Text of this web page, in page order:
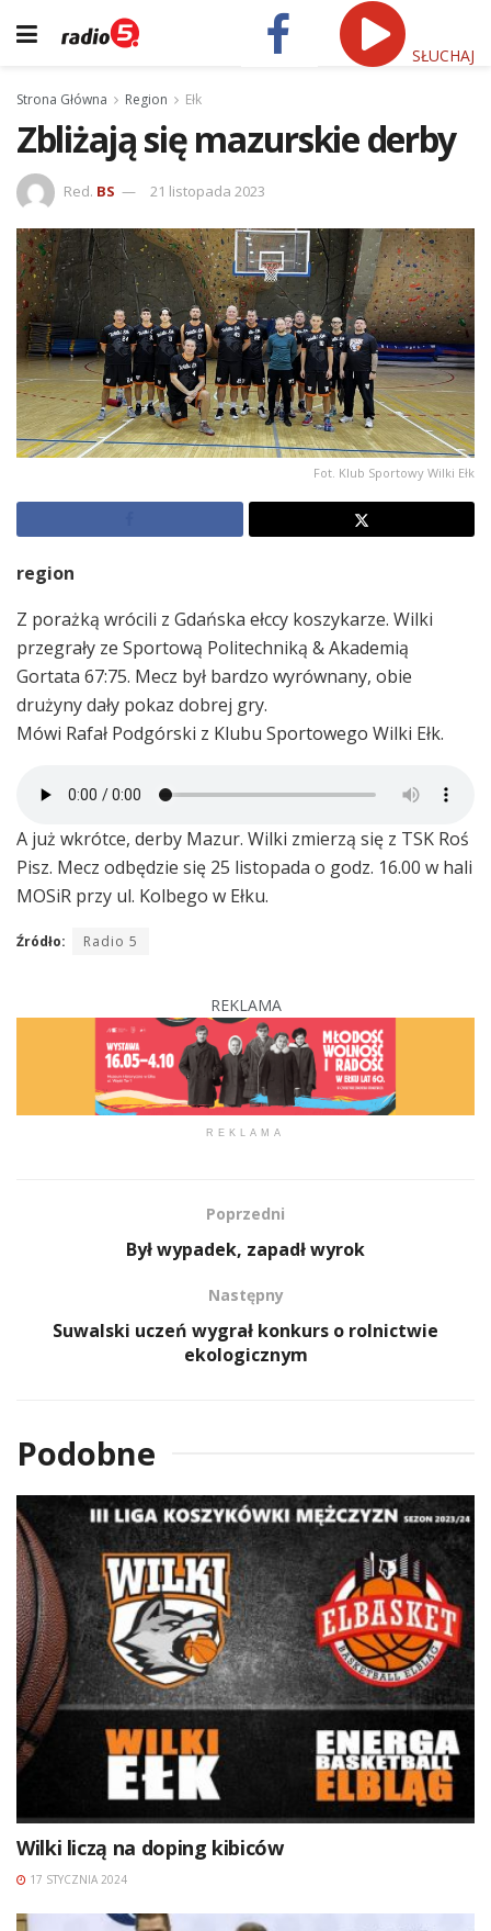
SŁUCHAJ
Strona Główna Region Ełk
Zbliżają się mazurskie derby
Red. BS 21 listopada 2023
Fot. Klub Sportowy Wilki Ełk
region
Z porażką wrócili z Gdańska ełccy koszykarze. Wilki
przegrały ze Sportową Politechniką & Akademią
Gortata 67:75. Mecz był bardzo wyrównany, obie
drużyny dały pokaz dobrej gry.
Mówi Rafał Podgórski z Klubu Sportowego Wilki Ełk.
A już wkrótce, derby Mazur. Wilki zmierzą się z TSK Roś
Pisz. Mecz odbędzie się 25 listopada o godz. 16.00 w hali
MOSiR przy ul. Kolbego w Ełku.
Źródło: Radio 5
REKLAMA
REKLAMA
Poprzedni
Był wypadek, zapadł wyrok
Następny
Suwalski uczeń wygrał konkurs o rolnictwie
ekologicznym
Podobne
Wilki liczą na doping kibiców
17 STYCZNIA 2024